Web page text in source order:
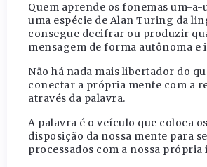
Quem aprende os fonemas um-a-
uma espécie de Alan Turing da
consegue decifrar ou produzir
mensagem de forma autônoma e
Não há nada mais libertador do
conectar a própria mente com a
através da palavra.
A palavra é o veículo que coloca
disposição da nossa mente para
processados com a nossa